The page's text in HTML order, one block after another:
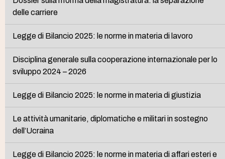
delle carriere
Legge di Bilancio 2025: le norme in materia di lavoro
Disciplina generale sulla cooperazione internazionale per lo
sviluppo 2024 – 2026
Legge di Bilancio 2025: le norme in materia di giustizia
Le attività umanitarie, diplomatiche e militari in sostegno
dell’Ucraina
Legge di Bilancio 2025: le norme in materia di affari esteri e